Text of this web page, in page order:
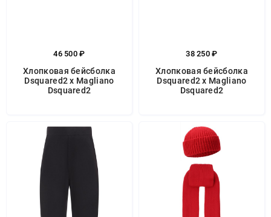
46 500 ₽
Хлопковая бейсболка
Dsquared2 x Magliano
Dsquared2
38 250 ₽
Хлопковая бейсболка
Dsquared2 x Magliano
Dsquared2